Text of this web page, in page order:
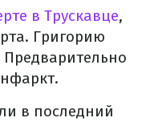
в Трускавце,
Григорию
Предварительно
в последний